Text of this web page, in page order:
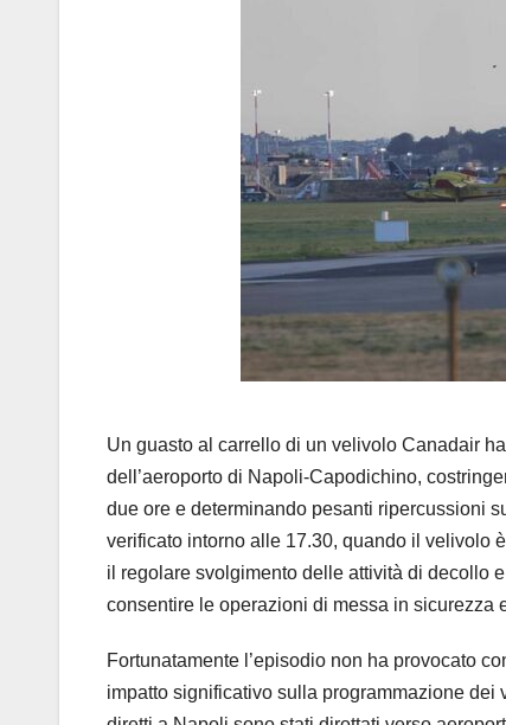
Un guasto al carrello di un velivolo Canadair
dell’aeroporto di Napoli-Capodichino,
due ore e determinando pesanti ripercussioni
verificato intorno alle 17.30, quando il velivolo
il regolare svolgimento delle attività di decollo
consentire le operazioni di messa in sicurezza
Fortunatamente l’episodio non ha provocato
impatto significativo sulla programmazione